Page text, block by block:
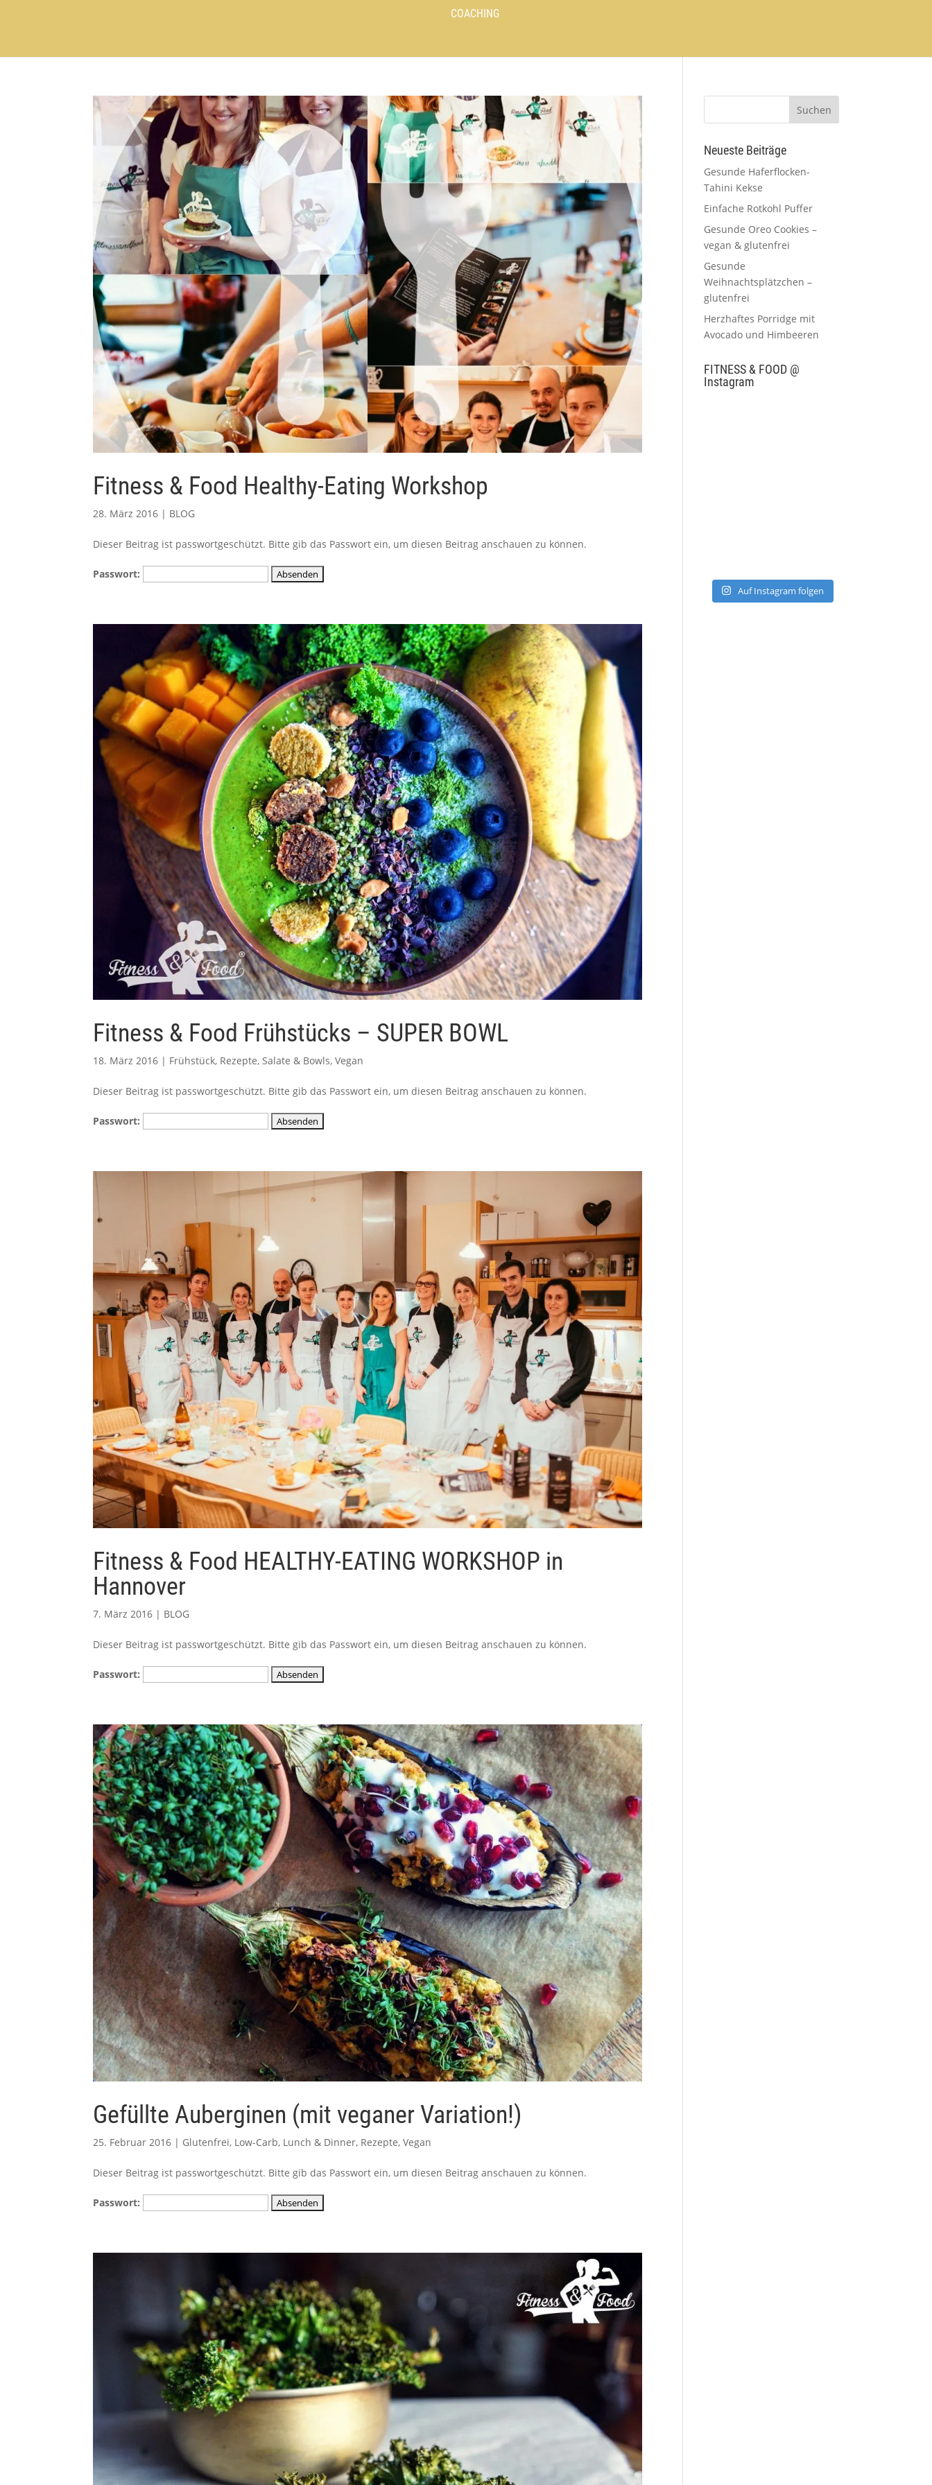
COACHING
Fitness & Food Healthy-Eating Workshop
28. März 2016 | BLOG
Dieser Beitrag ist passwortgeschützt. Bitte gib das Passwort ein, um diesen Beitrag anschauen zu können.
Passwort:
Fitness & Food Frühstücks – SUPER BOWL
18. März 2016 | Frühstück, Rezepte,Salate & Bowls,Vegan
Dieser Beitrag ist passwortgeschützt. Bitte gib das Passwort ein, um diesen Beitrag anschauen zu können.
Passwort:
Fitness & Food HEALTHY-EATING WORKSHOP in
Hannover
7. März 2016 | BLOG
Dieser Beitrag ist passwortgeschützt. Bitte gib das Passwort ein, um diesen Beitrag anschauen zu können.
Passwort:
Gefüllte Auberginen (mit veganer Variation!)
25. Februar 2016 | Glutenfrei, Low-Carb, Lunch & Dinner, Rezepte,Vegan
Dieser Beitrag ist passwortgeschützt. Bitte gib das Passwort ein, um diesen Beitrag anschauen zu können.
Passwort:
Neueste Beiträge
Gesunde Haferflocken-
Tahini Kekse
Einfache Rotkohl Puffer
Gesunde Oreo Cookies –
vegan & glutenfrei
Gesunde
Weihnachtsplätzchen –
glutenfrei
Herzhaftes Porridge mit
Avocado und Himbeeren
FITNESS & FOOD @
Instagram
Auf Instagram folgen